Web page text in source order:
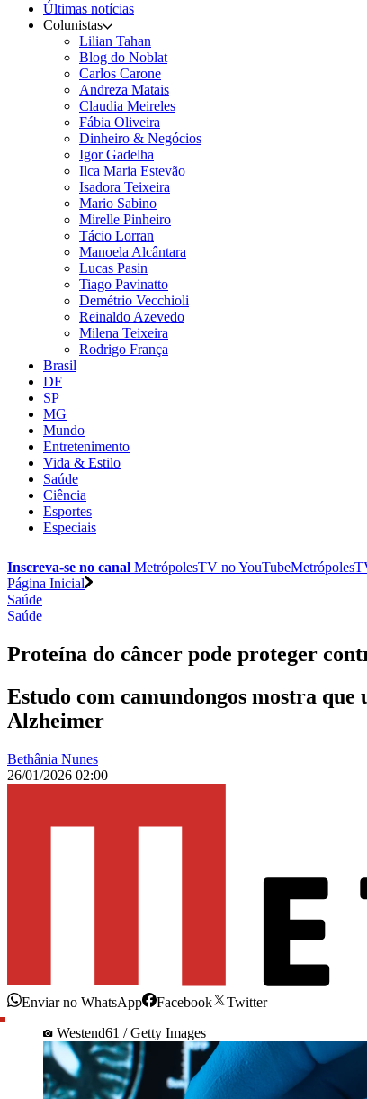
Últimas notícias
Colunistas
Lilian Tahan
Blog do Noblat
Carlos Carone
Andreza Matais
Claudia Meireles
Fábia Oliveira
Dinheiro & Negócios
Igor Gadelha
Ilca Maria Estevão
Isadora Teixeira
Mario Sabino
Mirelle Pinheiro
Tácio Lorran
Manoela Alcântara
Lucas Pasin
Tiago Pavinatto
Demétrio Vecchioli
Reinaldo Azevedo
Milena Teixeira
Rodrigo França
Brasil
DF
SP
MG
Mundo
Entretenimento
Vida & Estilo
Saúde
Ciência
Esportes
Especiais
Inscreva-se no canal MetrópolesTV noYouTube
Página Inicial
Saúde
Saúde
Proteína do câncer pode proteger
Estudo com camundongos mostra
Alzheimer
Bethânia Nunes
26/01/2026 02:00
Enviar no WhatsApp Facebook
Twitter
Westend61 / Getty Images